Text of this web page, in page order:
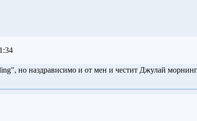
но наздрависимо и от мен и честит Джулай